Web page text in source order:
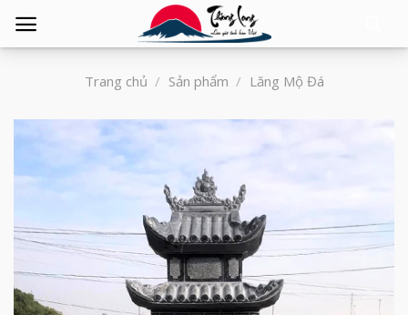
Trang chủ / Sản phẩm / Lăng Mộ Đá